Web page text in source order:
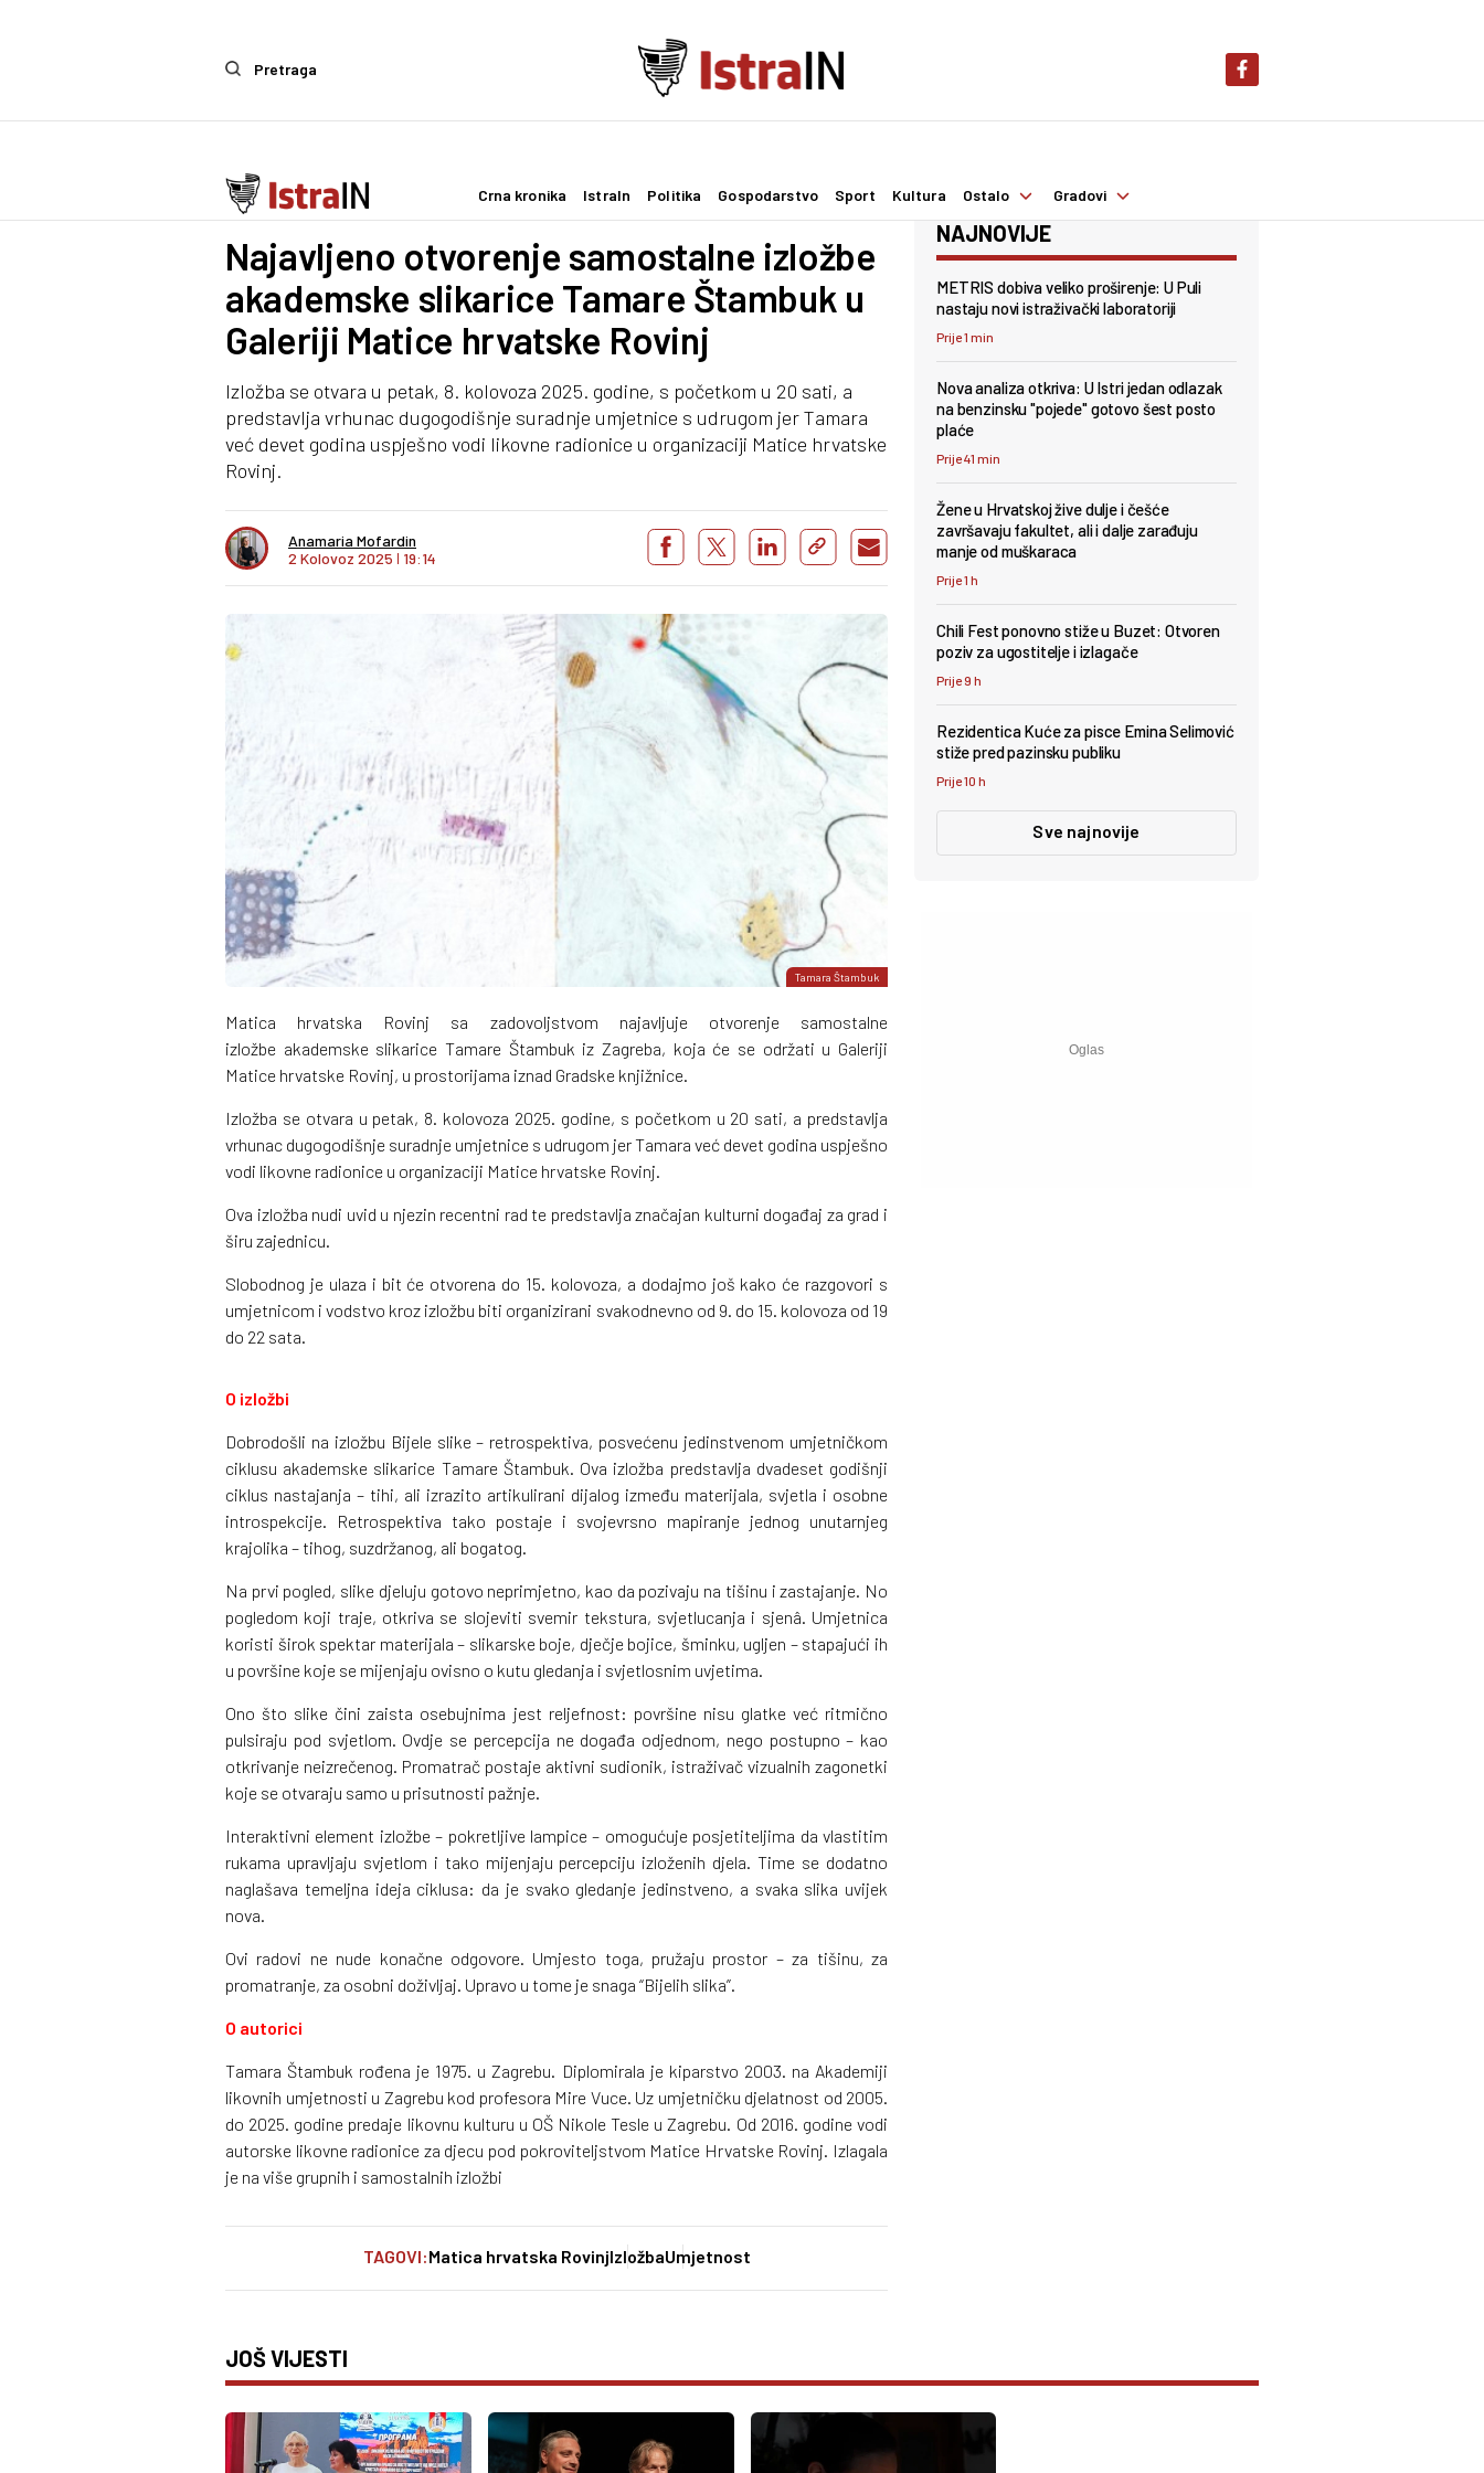
Pretraga
Crna kronika IstraIn Politika Gospodarstvo Sport Kultura Ostalo Gradovi
Kultura
Najavljeno otvorenje samostalne izložbe
akademske slikarice Tamare Štambuk u
Galeriji Matice hrvatske Rovinj
Izložba se otvara u petak, 8. kolovoza 2025. godine, s početkom u 20 sati, a
predstavlja vrhunac dugogodišnje suradnje umjetnice s udrugom jer Tamara
već devet godina uspješno vodi likovne radionice u organizaciji Matice hrvatske
Rovinj.
Anamaria Mofardin
2 Kolovoz 2025 I 19:14
Tamara Štambuk
Matica hrvatska Rovinj sa zadovoljstvom najavljuje otvorenje samostalne
izložbe akademske slikarice Tamare Štambuk iz Zagreba, koja će se održati u Galeriji
Matice hrvatske Rovinj, u prostorijama iznad Gradske knjižnice.
Izložba se otvara u petak, 8. kolovoza 2025. godine, s početkom u 20 sati, a predstavlja
vrhunac dugogodišnje suradnje umjetnice s udrugom jer Tamara već devet godina uspješno
vodi likovne radionice u organizaciji Matice hrvatske Rovinj.
Ova izložba nudi uvid u njezin recentni rad te predstavlja značajan kulturni događaj za grad i
širu zajednicu.
Slobodnog je ulaza i bit će otvorena do 15. kolovoza, a dodajmo još kako će razgovori s
umjetnicom i vodstvo kroz izložbu biti organizirani svakodnevno od 9. do 15. kolovoza od 19
do 22 sata.
O izložbi
Dobrodošli na izložbu Bijele slike – retrospektiva, posvećenu jedinstvenom umjetničkom
ciklusu akademske slikarice Tamare Štambuk. Ova izložba predstavlja dvadeset godišnji
ciklus nastajanja – tihi, ali izrazito artikulirani dijalog između materijala, svjetla i osobne
introspekcije. Retrospektiva tako postaje i svojevrsno mapiranje jednog unutarnjeg
krajolika – tihog, suzdržanog, ali bogatog.
Na prvi pogled, slike djeluju gotovo neprimjetno, kao da pozivaju na tišinu i zastajanje. No
pogledom koji traje, otkriva se slojeviti svemir tekstura, svjetlucanja i sjenâ. Umjetnica
koristi širok spektar materijala – slikarske boje, dječje bojice, šminku, ugljen – stapajući ih
u površine koje se mijenjaju ovisno o kutu gledanja i svjetlosnim uvjetima.
Ono što slike čini zaista osebujnima jest reljefnost: površine nisu glatke već ritmično
pulsiraju pod svjetlom. Ovdje se percepcija ne događa odjednom, nego postupno – kao
otkrivanje neizrečenog. Promatrač postaje aktivni sudionik, istraživač vizualnih zagonetki
koje se otvaraju samo u prisutnosti pažnje.
Interaktivni element izložbe – pokretljive lampice – omogućuje posjetiteljima da vlastitim
rukama upravljaju svjetlom i tako mijenjaju percepciju izloženih djela. Time se dodatno
naglašava temeljna ideja ciklusa: da je svako gledanje jedinstveno, a svaka slika uvijek
nova.
Ovi radovi ne nude konačne odgovore. Umjesto toga, pružaju prostor – za tišinu, za
promatranje, za osobni doživljaj. Upravo u tome je snaga “Bijelih slika”.
O autorici
Tamara Štambuk rođena je 1975. u Zagrebu. Diplomirala je kiparstvo 2003. na Akademiji
likovnih umjetnosti u Zagrebu kod profesora Mire Vuce. Uz umjetničku djelatnost od 2005.
do 2025. godine predaje likovnu kulturu u OŠ Nikole Tesle u Zagrebu. Od 2016. godine vodi
autorske likovne radionice za djecu pod pokroviteljstvom Matice Hrvatske Rovinj. Izlagala
je na više grupnih i samostalnih izložbi
TAGOVI:Matica hrvatska RovinjIzložbaUmjetnost
NAJNOVIJE
METRIS dobiva veliko proširenje: U Puli
nastaju novi istraživački laboratoriji
Prije 1 min
Nova analiza otkriva: U Istri jedan odlazak
na benzinsku "pojede" gotovo šest posto
plaće
Prije 41 min
Žene u Hrvatskoj žive dulje i češće
završavaju fakultet, ali i dalje zarađuju
manje od muškaraca
Prije 1 h
Chili Fest ponovno stiže u Buzet: Otvoren
poziv za ugostitelje i izlagače
Prije 9 h
Rezidentica Kuće za pisce Emina Selimović
stiže pred pazinsku publiku
Prije 10 h
Sve najnovije
JOŠ VIJESTI